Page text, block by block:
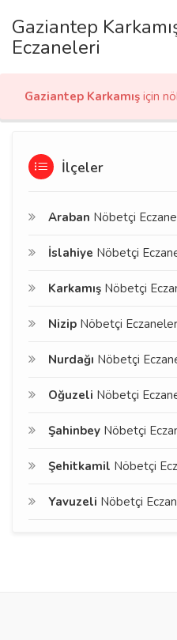
Gaziantep
Eczaneleri
Gaziantep Karkamış için
İlçeler
Araban Nöbetçi
İslahiye Nöbetçi
Karkamış Nöbetçi
Nizip Nöbetçi
Nurdağı Nöbetçi
Oğuzeli Nöbetçi
Şahinbey Nöbetçi
Şehitkamil Nöbetçi
Yavuzeli Nöbetçi